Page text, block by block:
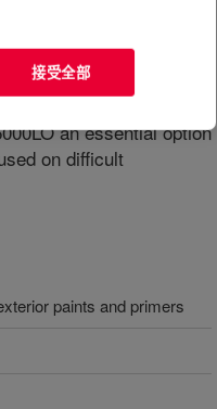
of bubbles with
caused by the
and increasing its
an essential option
on difficult
paints and primers
接受全部